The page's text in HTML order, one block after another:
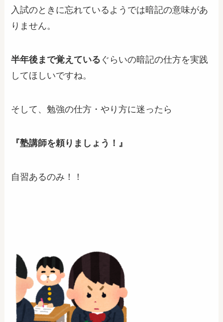
入試のときに忘れているようでは暗記の意味があ
りません。
半年後まで覚えている ぐらいの暗記の仕方を実践
してほしいですね。
そして、勉強の仕方・やり方に迷ったら
『塾講師を頼りましょう！』
自習あるのみ！！